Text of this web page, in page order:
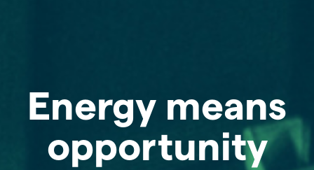
Energy means
opportunity